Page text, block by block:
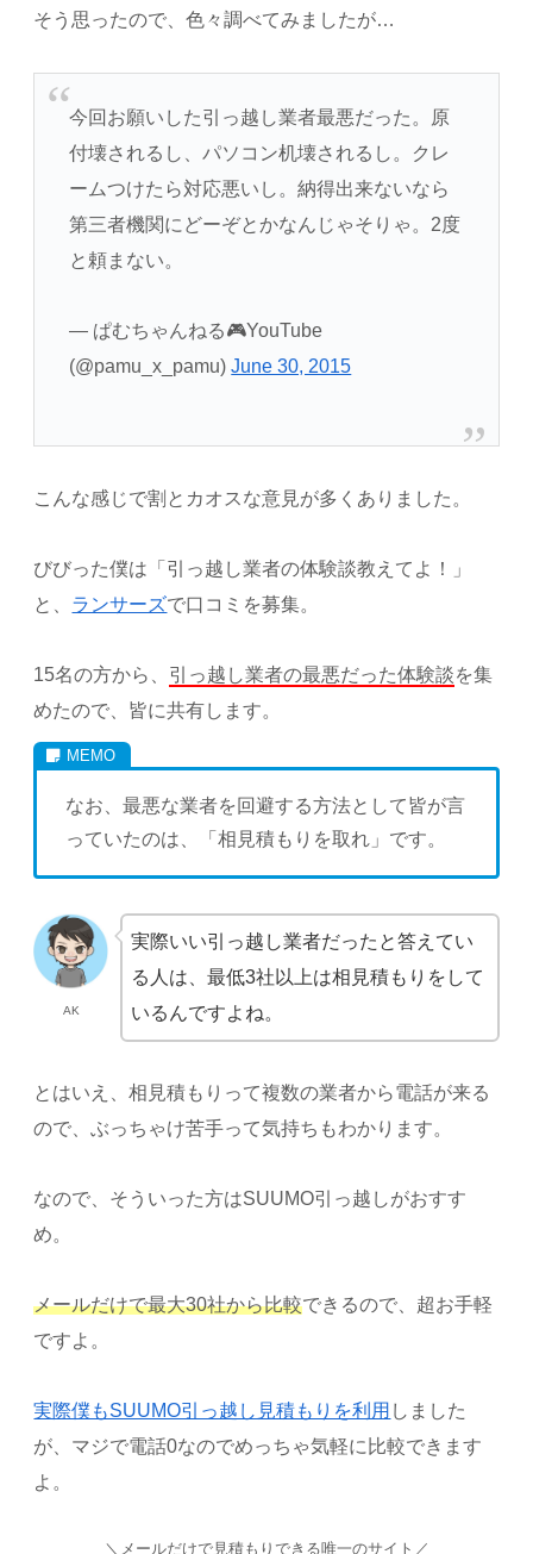
そう思ったので、色々調べてみましたが…
今回お願いした引っ越し業者最悪だった。原
付壊されるし、パソコン机壊されるし。クレ
ームつけたら対応悪いし。納得出来ないなら
第三者機関にどーぞとかなんじゃそりゃ。2度
と頼まない。
— ぱむちゃんねる🎮YouTube
(@pamu_x_pamu)June 30, 2015
こんな感じで割とカオスな意見が多くありました。
びびった僕は「引っ越し業者の体験談教えてよ！」
と、 ランサーズで口コミを募集。
15名の方から、 引っ越し業者の最悪だった体験談を集
めたので、皆に共有します。
なお、最悪な業者を回避する方法として皆が言
っていたのは、「相見積もりを取れ」です。
AK
実際いい引っ越し業者だったと答えてい
る人は、最低3社以上は相見積もりをして
いるんですよね。
とはいえ、相見積もりって複数の業者から電話が来る
ので、ぶっちゃけ苦手って気持ちもわかります。
なので、そういった方はSUUMO引っ越しがおすす
め。
メールだけで最大30社から比較できるので、超お手軽
ですよ。
実際僕もSUUMO引っ越し見積もりを利用 しました
が、マジで電話0なのでめっちゃ気軽に比較できます
よ。
＼メールだけで見積もりできる唯一のサイト／